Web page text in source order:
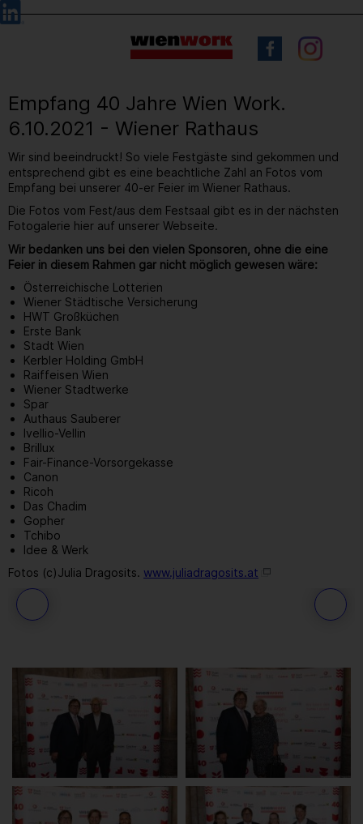
Barrierefreie
Bedienung
Sprachauswahl
Empfang 40 Jahre Wien Work.
6.10.2021 - Wiener Rathaus
Wir sind beeindruckt! So viele Festgäste sind gekommen und
entsprechend gibt es eine beachtliche Zahl an Fotos vom
Empfang bei unserer 40-er Feier im Wiener Rathaus.
Die Fotos vom Fest/aus dem Festsaal gibt es in der nächsten
Fotogalerie hier auf unserer Webseite.
Wir bedanken uns bei den vielen Sponsoren, ohne die eine
Feier in diesem Rahmen gar nicht möglich gewesen wäre:
Österreichische Lotterien
Wiener Städtische Versicherung
HWT Großküchen
Erste Bank
Stadt Wien
Kerbler Holding GmbH
Raiffeisen Wien
Wiener Stadtwerke
Spar
Authaus Sauberer
Ivellio-Vellin
Brillux
Fair-Finance-Vorsorgekasse
Canon
Ricoh
Das Chadim
Gopher
Tchibo
Idee & Werk
Fotos (c)Julia Dragosits. www.juliadragosits.at
63 / 109